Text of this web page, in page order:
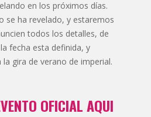
en los próximos días.
se ha revelado, y estaremos
todos los detalles, de
fecha esta definida, y
gira de verano de imperial.
OFICIAL AQUI